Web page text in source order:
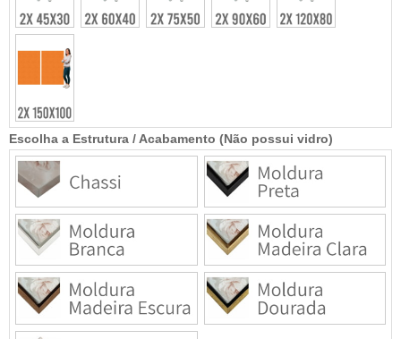
Escolha a Estrutura / Acabamento (Não possui vidro)